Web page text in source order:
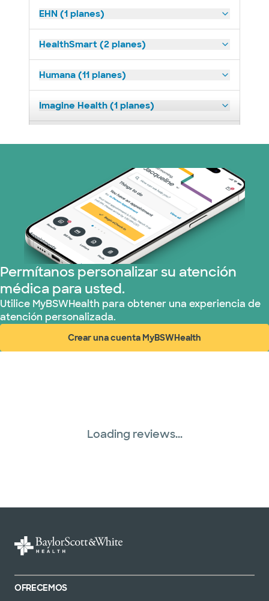
EHN (1 planes)
HealthSmart (2 planes)
Humana (11 planes)
Imagine Health (1 planes)
Medicare (1 planes)
Nebraska Furniture Mart (3 planes)
Red PHCS (1 planes)
Prism Electric (1 planes)
Plan de Salud Superior (17 planes)
TriWest HealthCare (1 planes)
United HealthCare (28 planes)
Permítanos personalizar su atención
médica para usted.
Utilice MyBSWHealth para obtener una experiencia de
atención personalizada.
Crear una cuenta MyBSWHealth
(abre en ventana nueva)
Loading reviews...
OFRECEMOS